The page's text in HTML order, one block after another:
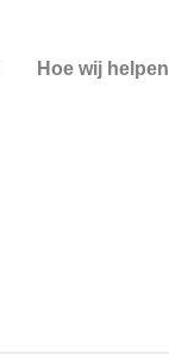
Hoe wij helpen